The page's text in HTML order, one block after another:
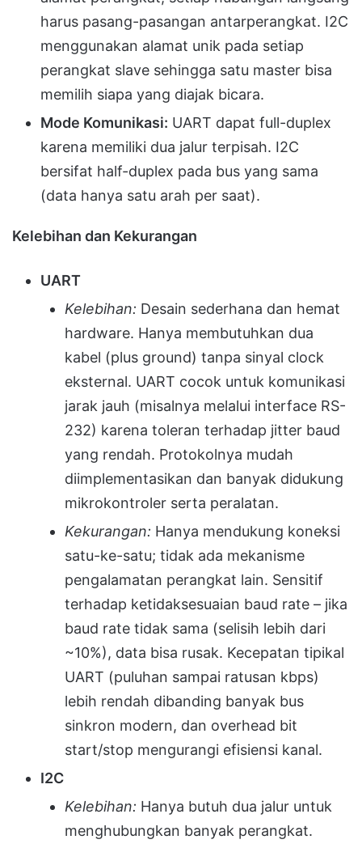
harus pasang-pasangan antarperangkat. I2C
menggunakan alamat unik pada setiap
perangkat slave sehingga satu master bisa
memilih siapa yang diajak bicara.
Mode Komunikasi: UART dapat full-duplex
karena memiliki dua jalur terpisah. I2C
bersifat half-duplex pada bus yang sama
(data hanya satu arah per saat).
Kelebihan dan Kekurangan
UART
Kelebihan: Desain sederhana dan hemat
hardware. Hanya membutuhkan dua
kabel (plus ground) tanpa sinyal clock
eksternal. UART cocok untuk komunikasi
jarak jauh (misalnya melalui interface RS-
232) karena toleran terhadap jitter baud
yang rendah. Protokolnya mudah
diimplementasikan dan banyak didukung
mikrokontroler serta peralatan.
Kekurangan: Hanya mendukung koneksi
satu-ke-satu; tidak ada mekanisme
pengalamatan perangkat lain. Sensitif
terhadap ketidaksesuaian baud rate – jika
baud rate tidak sama (selisih lebih dari
~10%), data bisa rusak. Kecepatan tipikal
UART (puluhan sampai ratusan kbps)
lebih rendah dibanding banyak bus
sinkron modern, dan overhead bit
start/stop mengurangi efisiensi kanal.
I2C
Kelebihan: Hanya butuh dua jalur untuk
menghubungkan banyak perangkat.